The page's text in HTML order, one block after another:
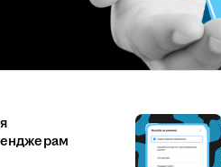
мессенджерам